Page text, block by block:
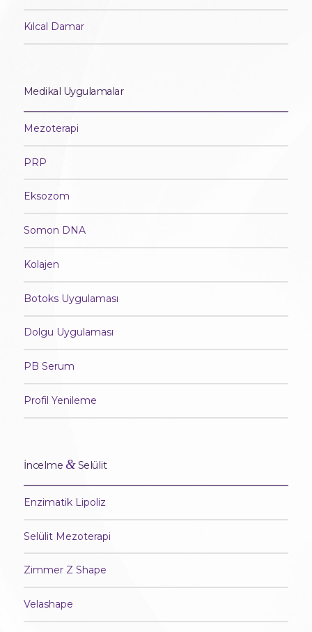
Kılcal Damar
Medikal Uygulamalar
Mezoterapi
PRP
Eksozom
Somon DNA
Kolajen
Botoks Uygulaması
Dolgu Uygulaması
PB Serum
Profil Yenileme
İncelme &Selülit
Enzimatik Lipoliz
Selülit Mezoterapi
Zimmer Z Shape
Velashape